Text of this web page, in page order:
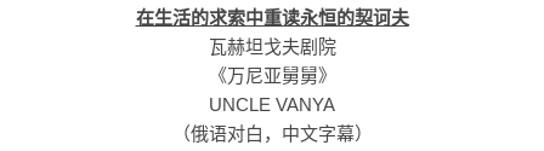
在生活的求索中重读永恒的契诃夫
瓦赫坦戈夫剧院
《万尼亚舅舅》
UNCLE VANYA
（俄语对白，中文字幕）